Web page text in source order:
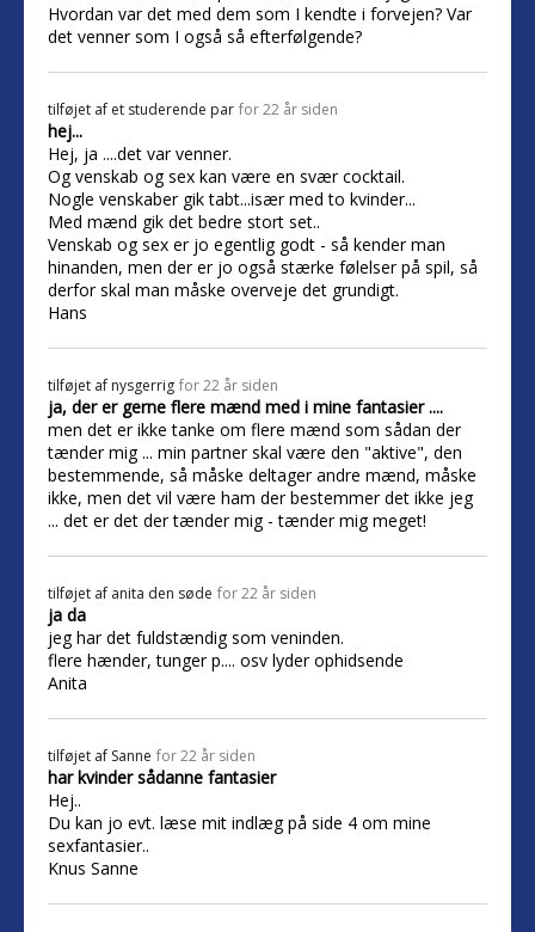
Hvordan var det med dem som I kendte i forvejen? Var
det venner som I også så efterfølgende?
tilføjet af et studerende par for 22 år siden
hej...
Hej, ja ....det var venner.
Og venskab og sex kan være en svær cocktail.
Nogle venskaber gik tabt...især med to kvinder...
Med mænd gik det bedre stort set..
Venskab og sex er jo egentlig godt - så kender man
hinanden, men der er jo også stærke følelser på spil, så
derfor skal man måske overveje det grundigt.
Hans
tilføjet af nysgerrig for 22 år siden
ja, der er gerne flere mænd med i mine fantasier ....
men det er ikke tanke om flere mænd som sådan der
tænder mig ... min partner skal være den "aktive", den
bestemmende, så måske deltager andre mænd, måske
ikke, men det vil være ham der bestemmer det ikke jeg
... det er det der tænder mig - tænder mig meget!
tilføjet af anita den søde for 22 år siden
ja da
jeg har det fuldstændig som veninden.
flere hænder, tunger p.... osv lyder ophidsende
Anita
tilføjet af Sanne for 22 år siden
har kvinder sådanne fantasier
Hej..
Du kan jo evt. læse mit indlæg på side 4 om mine
sexfantasier..
Knus Sanne